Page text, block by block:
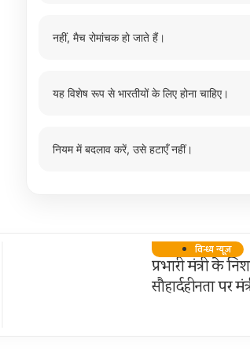
नहीं, मैच रोमांचक हो जाते हैं।
यह विशेष रूप से भारतीयों के लिए होना चाहिए।
नियम में बदलाव करें, उसे हटाएँ नहीं।
विन्ध्य न्यूज़
प्रभारी मंत्री के
सौहार्दहीनता पर